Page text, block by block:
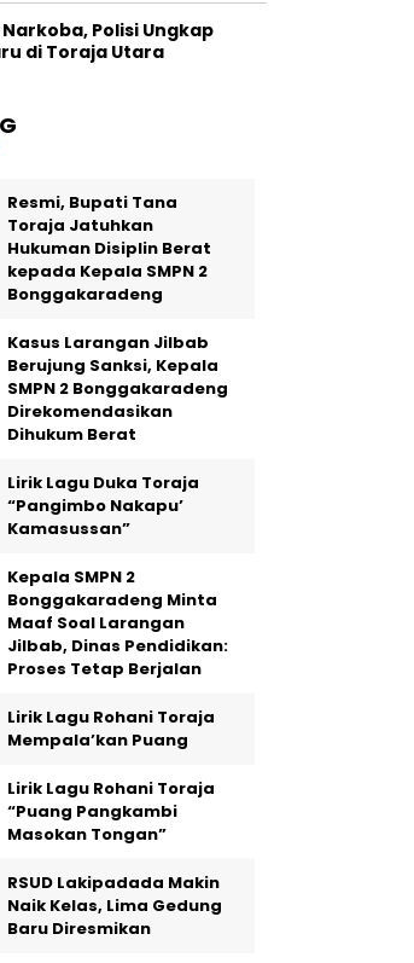
Polisi Ungkap
di Toraja Utara
Resmi, Bupati Tana
Toraja Jatuhkan
Hukuman Disiplin Berat
kepada Kepala SMPN 2
Bonggakaradeng
Kasus Larangan Jilbab
Berujung Sanksi, Kepala
SMPN 2 Bonggakaradeng
Direkomendasikan
Dihukum Berat
Lirik Lagu Duka Toraja
“Pangimbo Nakapu’
Kamasussan”
Kepala SMPN 2
Bonggakaradeng Minta
Maaf Soal Larangan
Jilbab, Dinas Pendidikan:
Proses Tetap Berjalan
Lirik Lagu Rohani Toraja
Mempala’kan Puang
Lirik Lagu Rohani Toraja
“Puang Pangkambi
Masokan Tongan”
RSUD Lakipadada Makin
Naik Kelas, Lima Gedung
Baru Diresmikan